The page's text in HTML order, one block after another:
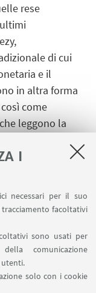
I
necessari per il suo
facoltativi
sono usati per
comunicazione
utenti.
solo con i cookie
rese
di cui
e il
in altra forma
come
leggono la
critica, la
è del
e da un
Vittorio